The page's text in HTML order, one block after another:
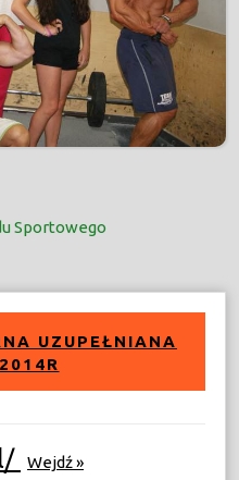
Sportowego
UZUPEŁNIANA
Wejdź »